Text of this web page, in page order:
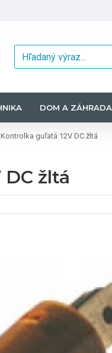
DOM A ZÁHRADA
Kontrolka guľatá 12V DC žltá
žltá